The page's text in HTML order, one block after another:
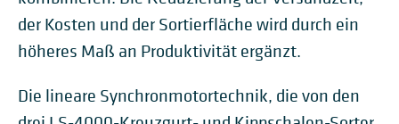
der Kosten und der Sortierfläche wird durch ein
höheres Maß an Produktivität ergänzt.
Die lineare Synchronmotortechnik, die von den